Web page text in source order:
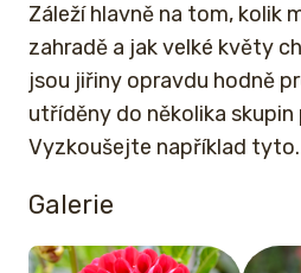
Záleží hlavně na tom, kolik
zahradě a jak velké květy
jsou jiřiny opravdu hodně
utříděny do několika
Vyzkoušejte například tyto.
Galerie